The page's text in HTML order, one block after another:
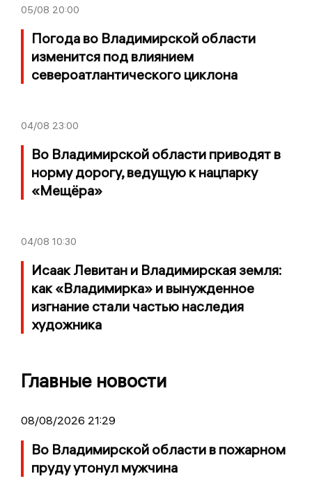
05/08 20:00
Погода во Владимирской области
изменится под влиянием
североатлантического циклона
04/08 23:00
Во Владимирской области приводят в
норму дорогу, ведущую к нацпарку
«Мещёра»
04/08 10:30
Исаак Левитан и Владимирская земля:
как «Владимирка» и вынужденное
изгнание стали частью наследия
художника
Главные новости
08/08/2026 21:29
Во Владимирской области в пожарном
пруду утонул мужчина